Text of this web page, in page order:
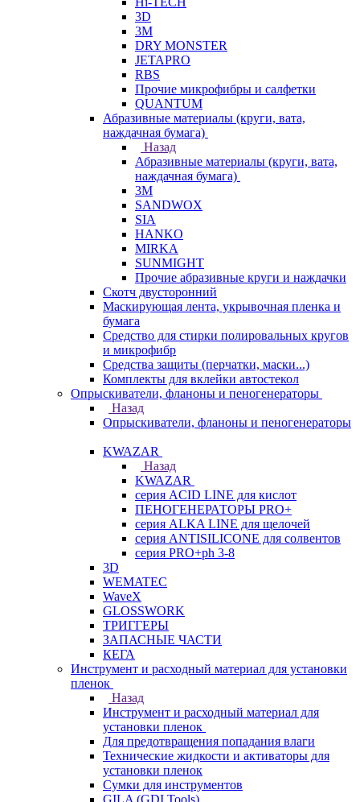
3D
3М
DRY MONSTER
JETAPRO
RBS
Прочие микрофибры и салфетки
QUANTUM
Абразивные материалы (круги, вата,
наждачная бумага)
Назад
Абразивные материалы (круги, вата,
наждачная бумага)
3М
SANDWOX
SIA
HANKO
MIRKA
SUNMIGHT
Прочие абразивные круги и наждачки
Скотч двусторонний
Маскирующая лента, укрывочная пленка и
бумага
Средство для стирки полировальных кругов
и микрофибр
Средства защиты (перчатки, маски...)
Комплекты для вклейки автостекол
Опрыскиватели, фланоны и пеногенераторы
Назад
Опрыскиватели, фланоны и пеногенераторы
KWAZAR
Назад
KWAZAR
серия ACID LINE для кислот
ПЕНОГЕНЕРАТОРЫ PRO+
серия ALKA LINE для щелочей
серия ANTISILICONE для солвентов
серия PRO+ph 3-8
3D
WEMATEC
WaveX
GLOSSWORK
ТРИГГЕРЫ
ЗАПАСНЫЕ ЧАСТИ
КЕГА
Инструмент и расходный материал для установки
пленок
Назад
Инструмент и расходный материал для
установки пленок
Для предотвращения попадания влаги
Технические жидкости и активаторы для
установки пленок
Сумки для инструментов
GILA (GDI Tools)